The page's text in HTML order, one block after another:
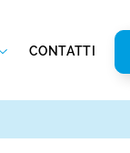
CONTATTI